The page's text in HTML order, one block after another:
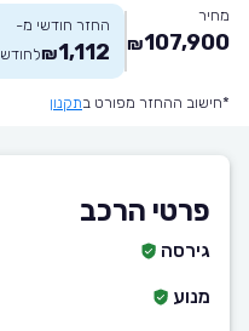
מחיר
107,900
₪
החזר חודשי מ-
1,112
₪לחודש
*חישוב ההחזר מפורט בתקנון
פרטי הרכב
גירסה
מנוע